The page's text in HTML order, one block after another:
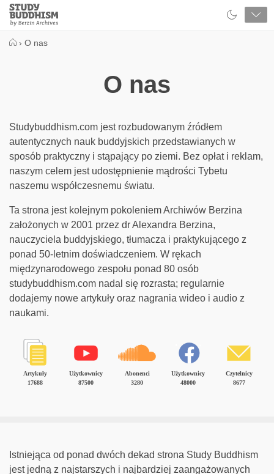
Close
Study
Buddhism
› O nas
O nas
Studybuddhism.com jest rozbudowanym źródłem
autentycznych nauk buddyjskich przedstawianych w
sposób praktyczny i stąpający po ziemi. Bez opłat i reklam,
naszym celem jest udostępnienie mądrości Tybetu
naszemu współczesnemu światu.
Ta strona jest kolejnym pokoleniem Archiwów Berzina
założonych w 2001 przez dr Alexandra Berzina,
nauczyciela buddyjskiego, tłumacza i praktykującego z
ponad 50-letnim doświadczeniem. W rękach
międzynarodowego zespołu ponad 80 osób
studybuddhism.com nadal się rozrasta; regularnie
dodajemy nowe artykuły oraz nagrania wideo i audio z
naukami.
17688
Artykuły
87500
Użytkownicy
3280
Abonenci
48000
Użytkownicy
8677
Czytelnicy
Istniejąca od ponad dwóch dekad strona Study Buddhism
jest jedną z najstarszych i najbardziej zaangażowanych